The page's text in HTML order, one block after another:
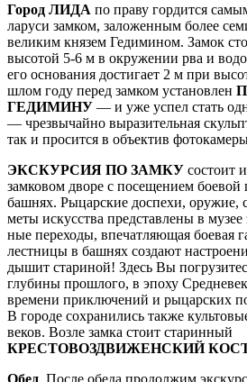
Город ЛИДА по пра­ву гор­дит­ся
ла­ру­си зам­ком, за­ло­жен­ным бо­лее
ве­ли­ким кня­зем Ге­ди­ми­ном. Замок
вы­со­той 5-6 м в окру­же­нии рва и
его ос­но­ва­ния до­сти­га­ет 2 м при
шлом го­ду пе­ред зам­ком уста­нов­лен
ГЕДИМИНУ — и уже успел стать
— чрез­вы­чай­но выразительная
так и просится в объектив
ЭКСКУРСИЯ ПО ЗАМКУ со­сто­ит
замковом дворе с по­се­ще­ни­ем боевой
башнях. Рыцарские до­спе­хи, ору­жие,
ме­ты ис­кус­ства пред­став­ле­ны в
ные пе­ре­хо­ды, впе­чат­ля­ю­щая боевая
лестницы в башнях со­зда­ют
ды­шит ста­ри­ной! Здесь Вы
глу­би­ны про­шло­го, в эпо­ху
вре­ме­ни приключений и ры­цар­ских
В го­ро­де со­хра­ни­лись так­же
ве­ков. Возле зам­ка стоит ста­рин­ный
КРЕСТОВОЗДВИЖЕНСКИЙ
Обед. После обе­да продолжим